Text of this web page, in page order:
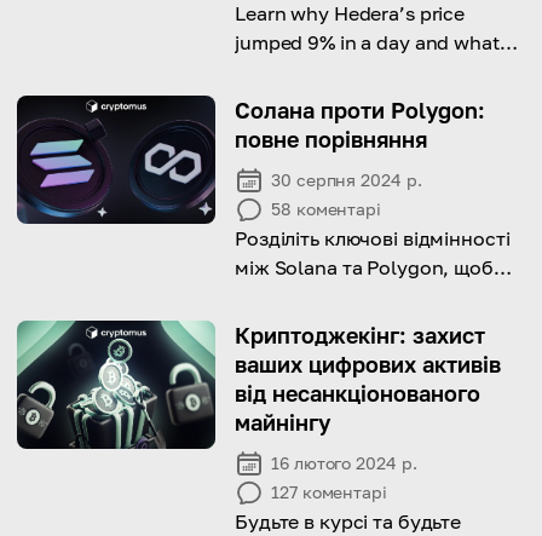
Learn why Hedera’s price
jumped 9% in a day and what
Солана проти Polygon:
повне порівняння
30 серпня 2024 р.
58 коментарі
Розділіть ключові відмінності
між Solana та Polygon, щоб
блокчейн-платформа
найкраще відповідає вашим
потребам.
Криптоджекінг: захист
ваших цифрових активів
від несанкціонованого
майнінгу
16 лютого 2024 р.
127 коментарі
Будьте в курсі та будьте